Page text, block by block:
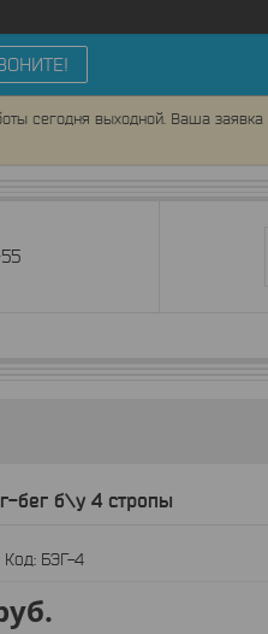
сегодня выходной. Ваша
бег б\у 4 стропы
Код: БЭГ-4